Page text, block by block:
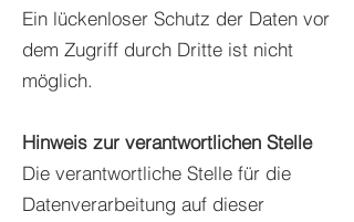
Ein lückenloser Schutz der Daten vor
dem Zugriff durch Dritte ist nicht
möglich.
Hinweis zur verantwortlichen Stelle
Die verantwortliche Stelle für die
Datenverarbeitung auf dieser